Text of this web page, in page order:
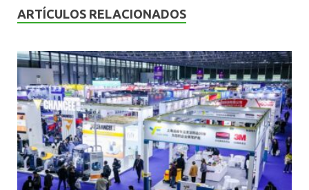
b
o
k
er l
s
p
p
dI
ARTÍCULOS RELACIONADOS